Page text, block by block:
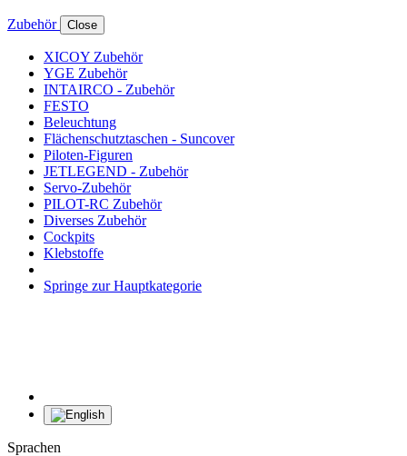
Zubehör Close
XICOY Zubehör
YGE Zubehör
INTAIRCO - Zubehör
FESTO
Beleuchtung
Flächenschutztaschen - Suncover
Piloten-Figuren
JETLEGEND - Zubehör
Servo-Zubehör
PILOT-RC Zubehör
Diverses Zubehör
Cockpits
Klebstoffe
Springe zur Hauptkategorie
Sprachen